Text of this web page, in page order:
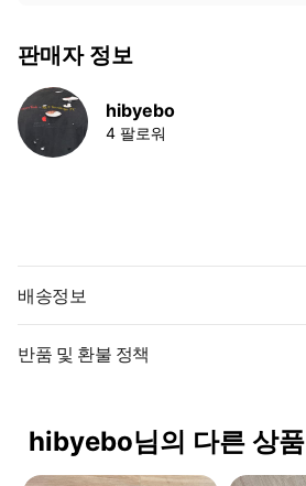
판매자 정보
hibyebo
4 팔로워
배송정보
반품 및 환불 정책
hibyebo님의 다른 상품